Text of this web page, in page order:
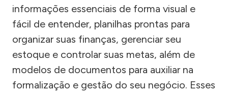
informações essenciais de forma visual e
fácil de entender, planilhas prontas para
organizar suas finanças, gerenciar seu
estoque e controlar suas metas, além de
modelos de documentos para auxiliar na
formalização e gestão do seu negócio. Esses